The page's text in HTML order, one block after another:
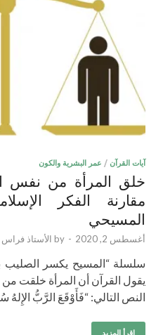
آيات القرآن / عمر البشرية والكون
خلق المرأة من نفس
مقارنة الفكر
المسيحي
أغسطس 2, 2020 -
by الأستاذ
يقول القرآن أن المرأة خلقت
النص التالي: “فَأَوْقَعَ الرَّبُّ الإِلهُ
إقرأ المزيد